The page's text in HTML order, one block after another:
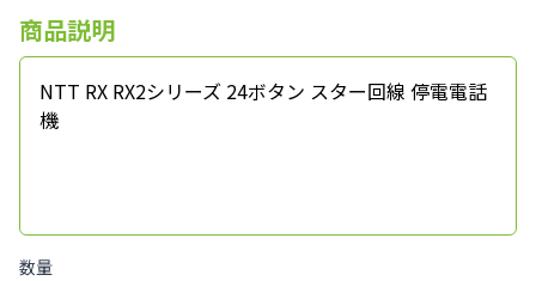
商品説明
NTT RX RX2シリーズ 24ボタン スター回線 停電電話
機
数量